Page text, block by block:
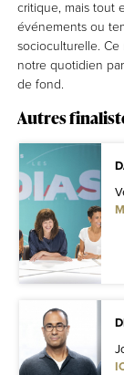
critique, mais tout
événements ou
socioculturelle.
notre quotidien
de fond.
Autres